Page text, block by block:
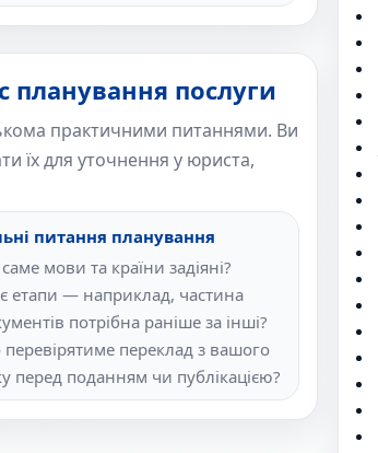
планування послуги
практичними питаннями. Ви
їх для уточнення у юриста,
питання планування
саме мови та країни задіяні?
етапи — наприклад, частина
потрібна раніше за інші?
перевірятиме переклад з вашого
перед поданням чи публікацією?